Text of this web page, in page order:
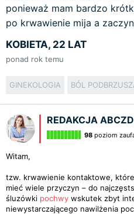
ponieważ mam bardzo
po krwawienie mija a
KOBIETA, 22 LAT
ponad rok temu
GINEKOLOGIA BÓL
REDAKCJA
98 poziom
Witam,
tzw. krwawienie kontaktowe,
mieć wiele przyczyn – do
śluzówki pochwy wskutek zbyt
niewystarczającego nawilżenia